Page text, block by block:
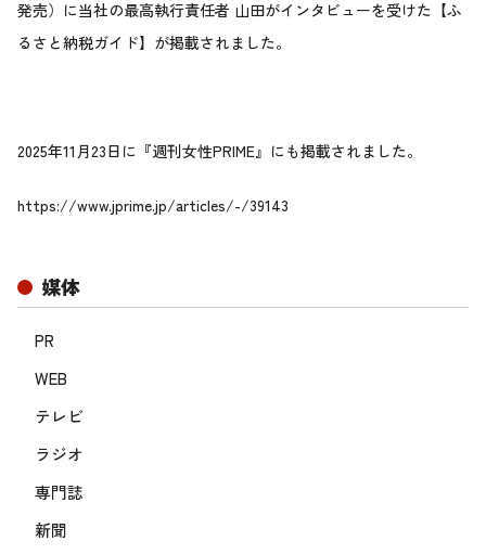
媒体
PR
WEB
テレビ
ラジオ
専門誌
新聞
発売）に当社の最高執行責任者 山田がインタビューを受けた【ふ
るさと納税ガイド】が掲載されました。
2025年11月23日に『週刊女性PRIME』にも掲載されました。
https://www.jprime.jp/articles/-/39143